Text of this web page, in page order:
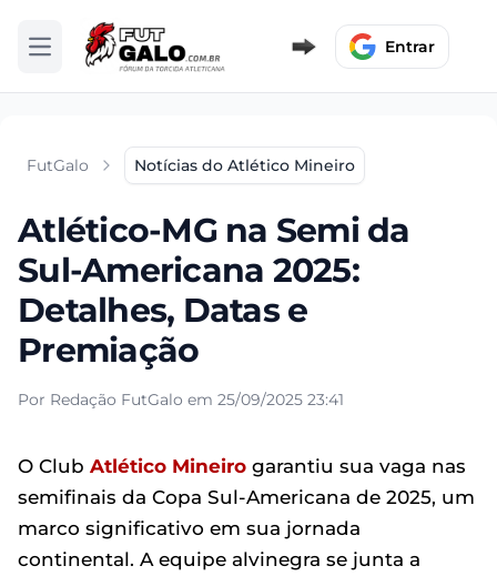
Abrir menu Entrar
FutGalo Notícias do Atlético Mineiro
Atlético-MG na Semi da
Sul-Americana 2025:
Detalhes, Datas e
Premiação
Por Redação FutGalo em 25/09/2025 23:41
O Club Atlético Mineiro garantiu sua vaga nas
semifinais da Copa Sul-Americana de 2025, um
marco significativo em sua jornada
continental. A equipe alvinegra se junta a